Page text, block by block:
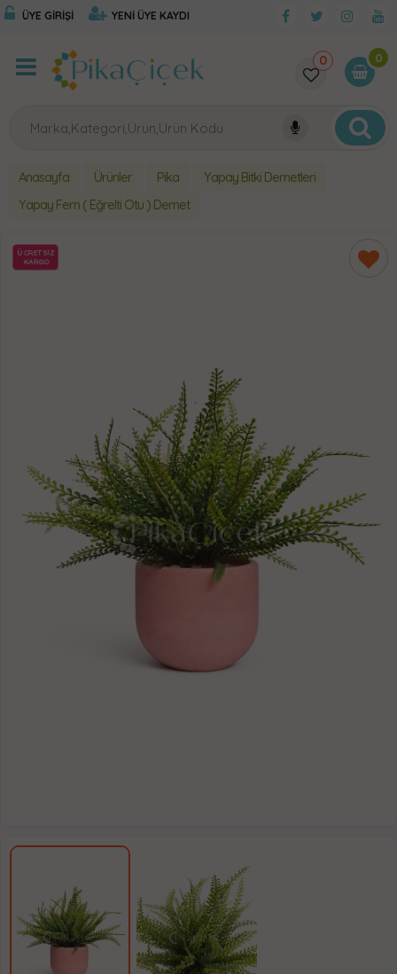
YENİ ÜYE KAYDI
ÜYE GİRİŞİ
0 0
Anasayfa Ürünler Pika
Yapay Bitki Demetleri
Yapay Fern ( Eğrelti Otu ) Demet
ÜCRETSİZ
KARGO